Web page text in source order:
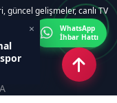
×
güncel gelişmeler, canlı TV
tek adreste.
WhatsApp
İhbar Hattı